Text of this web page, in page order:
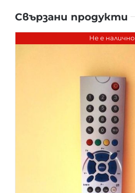
Свързани продукти
Не е налично